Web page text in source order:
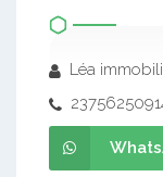
Léa